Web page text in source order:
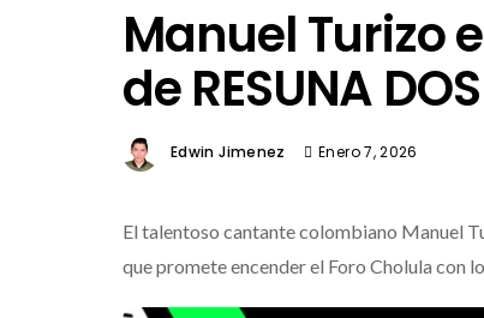
Manuel Turizo
de RESUNA
Edwin Jimenez Enero 7, 2026
El talentoso cantante colombiano Manuel
que promete encender el Foro Cholula con